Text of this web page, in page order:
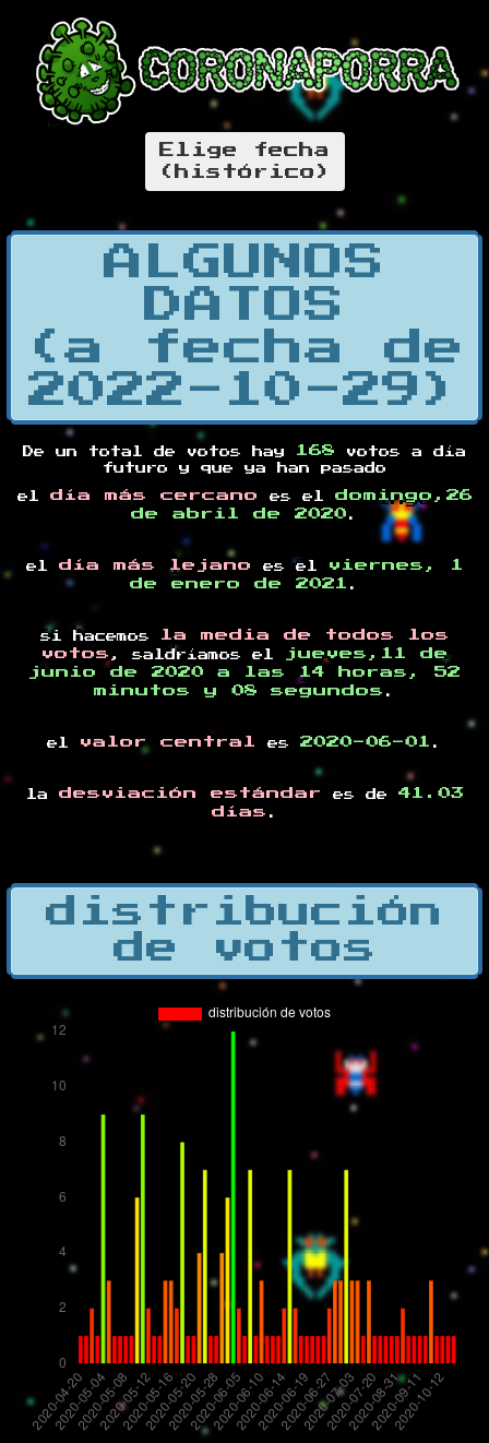
Elige fecha
(histórico)
ALGUNOS
DATOS
(a fecha de
2022-10-29)
De un total de votos hay 168 votos a día
futuro y que ya han pasado
el día más cercano es el domingo,26
de abril de 2020 .
el día más lejano es el
viernes, 1
de enero de 2021 .
si hacemos
la media de todos los
votos , saldríamos el
jueves,11 de
junio de 2020 a las 14 horas, 52
minutos y 08 segundos .
el valor central es 2020-06-01 .
la desviación estándar es de 41.03
días .
distribución
de votos